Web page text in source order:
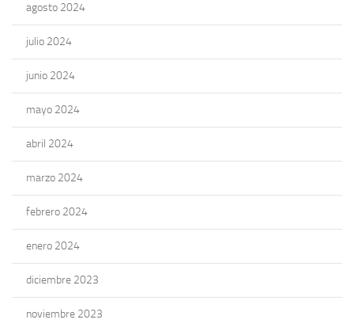
agosto 2024
julio 2024
junio 2024
mayo 2024
abril 2024
marzo 2024
febrero 2024
enero 2024
diciembre 2023
noviembre 2023